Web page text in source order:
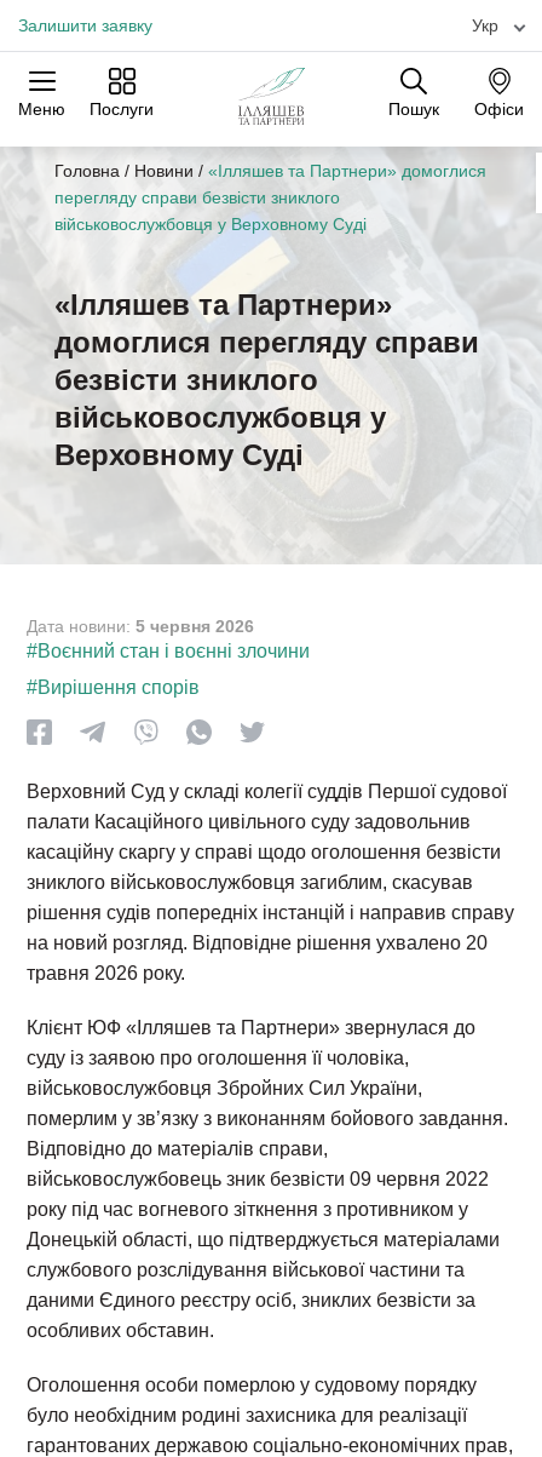
Залишити заявку Укр
Меню Послуги Пошук Офіси
Практики Галузі
Офіси
Головна / Новини / «Ілляшев та Партнери» домоглися
перегляду справи безвісти зниклого
військовослужбовця у Верховному Суді
«Ілляшев та Партнери»
домоглися перегляду справи
безвісти зниклого
військовослужбовця у
Верховному Суді
Дата новини:5 червня 2026
#Воєнний стан і воєнні злочини
#Вирішення спорів
Верховний Суд у складі колегії суддів Першої судової
палати Касаційного цивільного суду задовольнив
касаційну скаргу у справі щодо оголошення безвісти
зниклого військовослужбовця загиблим, скасував
рішення судів попередніх інстанцій і направив справу
на новий розгляд. Відповідне рішення ухвалено 20
травня 2026 року.
Клієнт ЮФ «Ілляшев та Партнери» звернулася до
суду із заявою про оголошення її чоловіка,
військовослужбовця Збройних Сил України,
померлим у зв’язку з виконанням бойового завдання.
Відповідно до матеріалів справи,
військовослужбовець зник безвісти 09 червня 2022
року під час вогневого зіткнення з противником у
Донецькій області, що підтверджується матеріалами
службового розслідування військової частини та
даними Єдиного реєстру осіб, зниклих безвісти за
особливих обставин.
Оголошення особи померлою у судовому порядку
було необхідним родині захисника для реалізації
гарантованих державою соціально-економічних прав,